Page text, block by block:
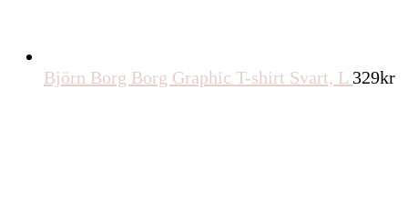
Björn Borg Borg Graphic T-shirt Svart, L 329kr